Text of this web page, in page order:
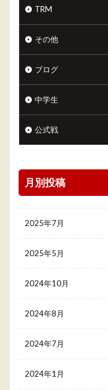
TRM
その他
ブログ
中学生
公式戦
月別投稿
2025年7月
2025年5月
2024年10月
2024年8月
2024年7月
2024年1月